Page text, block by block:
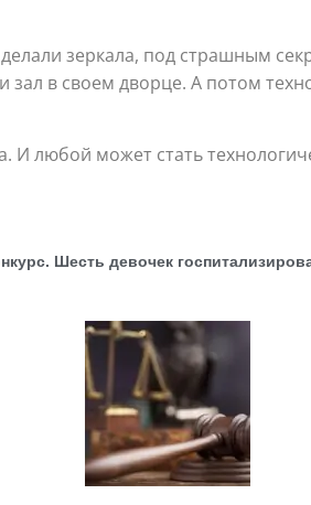
зеркала, под страшным
зал в своем дворце. А потом
любой может стать